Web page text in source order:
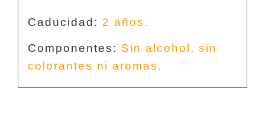
Caducidad: 2 años.
Componentes: Sin alcohol, sin
colorantes ni aromas.